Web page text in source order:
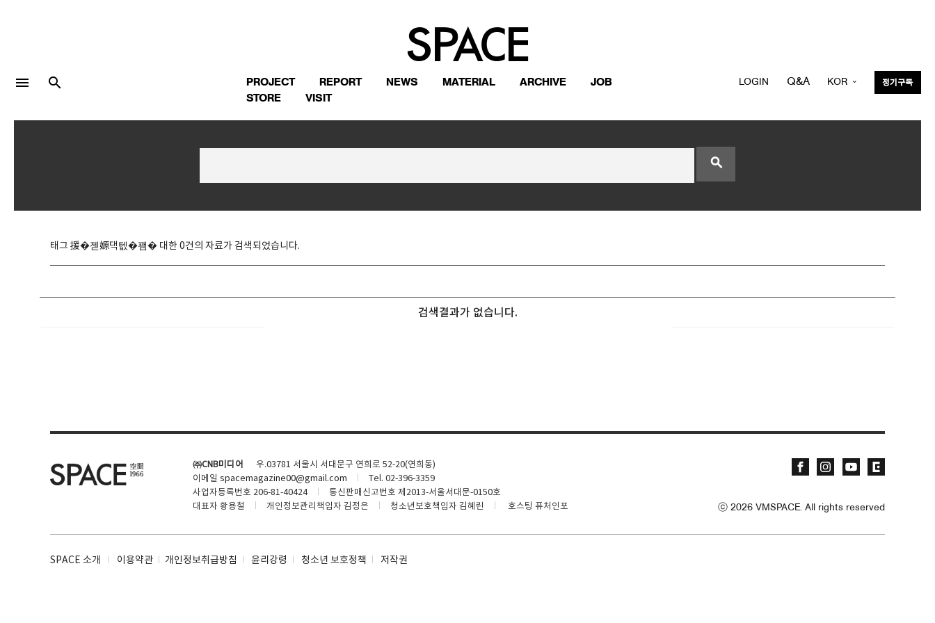
Twitter 로그인
기사문의
Contact
menu search PROJECT REPORT NEWS MATERIAL ARCHIVE
JOB
STORE
VISIT
LOGIN Q&A KOR 정기구독
search
태그 援�젣嫄댁텞�꽴� 대한 0건의 자료가 검색되었습니다.
검색결과가 없습니다.
㈜CNB미디어
우.03781 서울시 서대문구 연희로 52-20(연희동)
이메일 spacemagazine00@gmail.com
Tel. 02-396-3359
사업자등록번호 206-81-40424
통신판매신고번호 제2013-서울서대문-0150호
대표자 황용철
개인정보관리책임자 김정은 청소년보호책임자 김혜린 호스팅 퓨처인포 ⓒ 2026 VMSPACE. All rights reserved
SPACE 소개 이용약관 개인정보취급방침 윤리강령 청소년 보호정책 저작권